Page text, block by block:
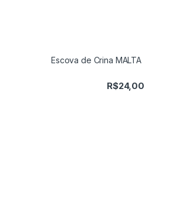
Escova de Crina MALTA
R$24,00